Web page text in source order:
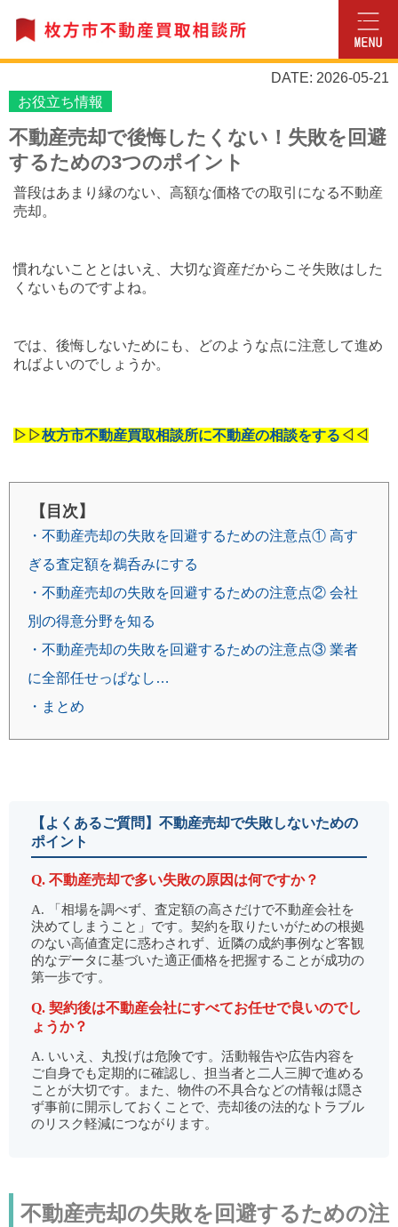
DATE: 2026-05-21
お役立ち情報
不動産売却で後悔したくない！失敗を回避
するための3つのポイント
普段はあまり縁のない、高額な価格での取引になる不動産
売却。
慣れないこととはいえ、大切な資産だからこそ失敗はした
くないものですよね。
では、後悔しないためにも、どのような点に注意して進め
ればよいのでしょうか。
▷▷枚方市不動産買取相談所に不動産の相談をする ◁◁
【目次】
・不動産売却の失敗を回避するための注意点① 高す
ぎる査定額を鵜呑みにする
・不動産売却の失敗を回避するための注意点② 会社
別の得意分野を知る
・不動産売却の失敗を回避するための注意点③ 業者
に全部任せっぱなし…
・まとめ
【よくあるご質問】不動産売却で失敗しないための
ポイント
Q. 不動産売却で多い失敗の原因は何ですか？
A. 「相場を調べず、査定額の高さだけで不動産会社を
決めてしまうこと」です。契約を取りたいがための根拠
のない高値査定に惑わされず、近隣の成約事例など客観
的なデータに基づいた適正価格を把握することが成功の
第一歩です。
Q. 契約後は不動産会社にすべてお任せで良いのでし
ょうか？
A. いいえ、丸投げは危険です。活動報告や広告内容を
ご自身でも定期的に確認し、担当者と二人三脚で進める
ことが大切です。また、物件の不具合などの情報は隠さ
ず事前に開示しておくことで、売却後の法的な トラブル
のリスク軽減につながります。
不動産売却の失敗を回避するための注